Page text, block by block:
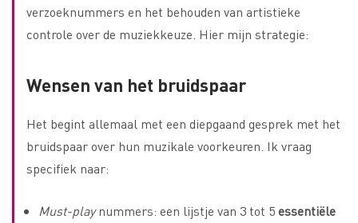
verzoeknummers en het behouden van artistieke
controle over de muziekkeuze. Hier mijn strategie:
Wensen van het bruidspaar
Het begint allemaal met een diepgaand gesprek met het
bruidspaar over hun muzikale voorkeuren. Ik vraag
specifiek naar:
Must-playnummers: een lijstje van 3 tot 5essentiële